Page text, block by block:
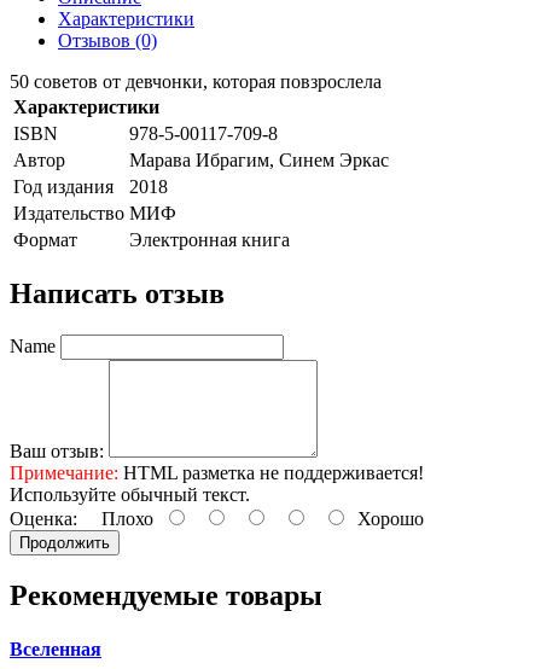
Характеристики
Отзывов (0)
50 советов от девчонки, которая повзрослела
Характеристики
ISBN
978-5-00117-709-8
Автор
Марава Ибрагим, Синем Эркас
Год издания
2018
Издательство МИФ
Формат
Электронная книга
Написать отзыв
Name
Ваш отзыв:
Примечание: HTML разметка не поддерживается!
Используйте обычный текст.
Оценка: Плохо Хорошо
Продолжить
Рекомендуемые товары
Вселенная